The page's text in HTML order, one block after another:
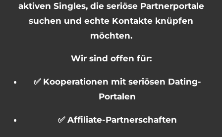
aktiven Singles, die seriöse Partnerportale
suchen und echte Kontakte knüpfen
möchten.
Wir sind offen für:
✅ Kooperationen mit seriösen Dating-
Portalen
✅ Affiliate-Partnerschaften